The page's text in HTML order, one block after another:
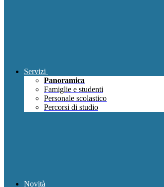
Servizi
Panoramica
Famiglie e studenti
Personale scolastico
Percorsi di studio
Novità